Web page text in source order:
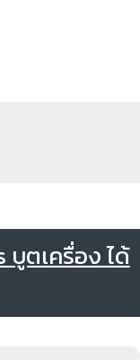
บูตเครื่อง ได้